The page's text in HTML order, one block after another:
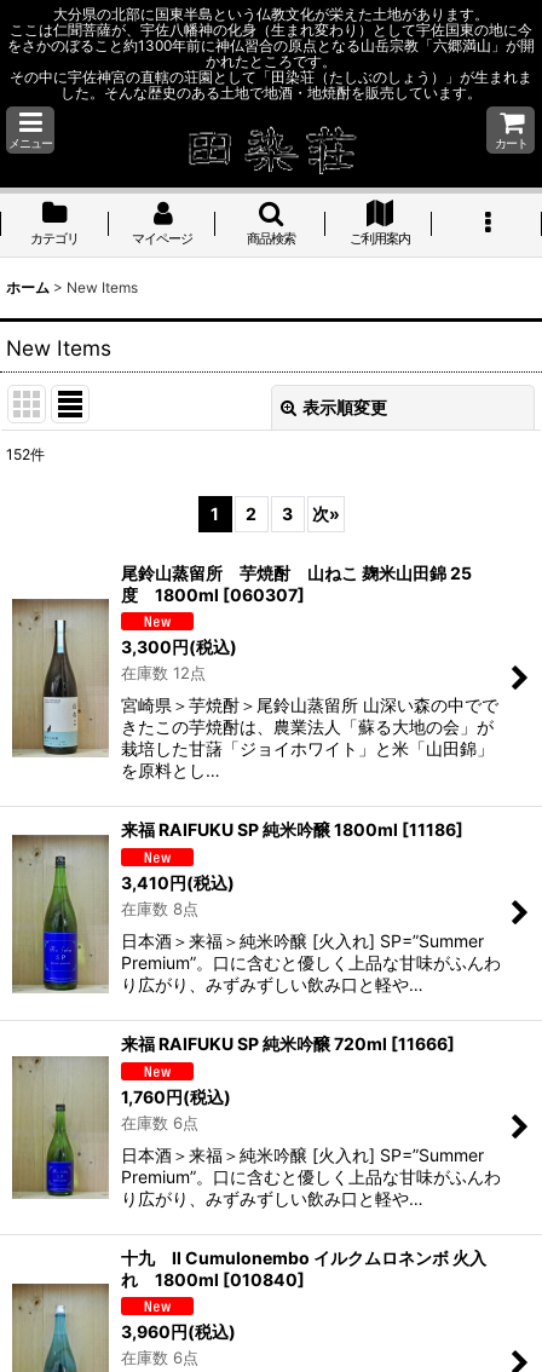
大分県の北部に国東半島という仏教文化が栄えた土地があります。
ここは仁聞菩薩が、宇佐八幡神の化身（生まれ変わり）として宇佐国東の地に今
をさかのぼること約1300年前に神仏習合の原点となる山岳宗教「六郷満山」が開
かれたところです。
その中に宇佐神宮の直轄の荘園として「田染荘（たしぶのしょう）」が生まれま
した。そんな歴史のある土地で地酒・地焼酎を販売しています。
メニュー カート
カテゴリ マイページ 商品検索 ご利用案内
ホーム > New Items
New Items
表示順変更
絞り込む
152件
1 2 3 次»
尾鈴山蒸留所 芋焼酎 山ねこ 麹米山田錦 25
度 1800ml [060307]
3,300円(税込)
在庫数 12点
宮崎県＞芋焼酎＞尾鈴山蒸留所 山深い森の中でで
きたこの芋焼酎は、農業法人「蘇る大地の会」が
栽培した甘藷「ジョイホワイト」と米「山田錦」
を原料とし…
来福 RAIFUKU SP 純米吟醸 1800ml [11186]
3,410円(税込)
在庫数 8点
日本酒＞来福＞純米吟醸 [火入れ] SP=”Summer
Premium”。口に含むと優しく上品な甘味がふんわ
り広がり、みずみずしい飲み口と軽や…
来福 RAIFUKU SP 純米吟醸 720ml [11666]
1,760円(税込)
在庫数 6点
日本酒＞来福＞純米吟醸 [火入れ] SP=”Summer
Premium”。口に含むと優しく上品な甘味がふんわ
り広がり、みずみずしい飲み口と軽や…
十九 Il Cumulonembo イルクムロネンボ 火入
れ 1800ml [010840]
3,960円(税込)
在庫数 6点